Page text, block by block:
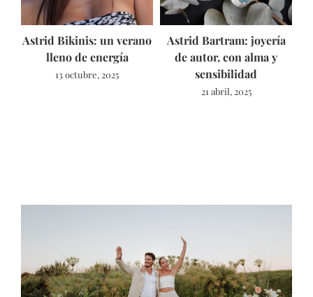
Astrid Bikinis: un verano
lleno de energía
13 octubre, 2025
Astrid Bartram: joyería
de autor, con alma y
sensibilidad
21 abril, 2025